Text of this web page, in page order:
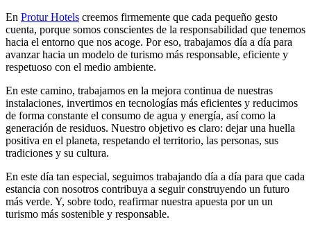
En Protur Hotels creemos firmemente que cada pequeño gesto
cuenta, porque somos conscientes de la responsabilidad que tenemos
hacia el entorno que nos acoge. Por eso, trabajamos día a día para
avanzar hacia un modelo de turismo más responsable, eficiente y
respetuoso con el medio ambiente.
En este camino, trabajamos en la mejora continua de nuestras
instalaciones, invertimos en tecnologías más eficientes y reducimos
de forma constante el consumo de agua y energía, así como la
generación de residuos. Nuestro objetivo es claro: dejar una huella
positiva en el planeta, respetando el territorio, las personas, sus
tradiciones y su cultura.
En este día tan especial, seguimos trabajando día a día para que cada
estancia con nosotros contribuya a seguir construyendo un futuro
más verde. Y, sobre todo, reafirmar nuestra apuesta por un un
turismo más sostenible y responsable.